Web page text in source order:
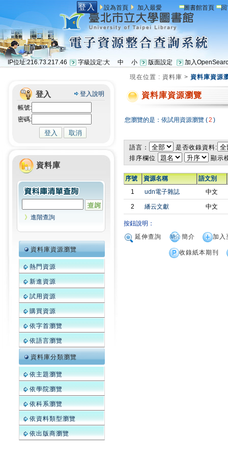
登入 設為首頁 加入最愛 圖書館首頁
IP位址:216.73.217.46 字級設定:大 中 小 版面設定 加入
登入
登入說明
帳號:
密碼:
資料庫
》 進階查詢
資料庫資源瀏覽
熱門資源
新進資源
試用資源
購買資源
依字首瀏覽
依語言瀏覽
資料庫分類瀏覽
依主題瀏覽
依學院瀏覽
依科系瀏覽
依資料類型瀏覽
依出版商瀏覽
現在位置 : 資料庫 > 資料庫資源
資料庫資源瀏覽
您瀏覽的是：依試用資源瀏覽 (2 )
語言：
是否收錄資料:
排序欄位
顯示
序號 資源名稱
語文別
1
udn電子雜誌 中文
2 繙云文獻 中文
按鈕說明：
延伸查詢
簡介 加入
收錄紙本期刊